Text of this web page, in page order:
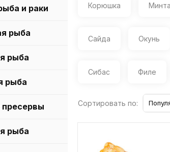
и раки
рыба
рыба
рыба
рыба
Корюшка
Сайда Окунь
Сибас Филе
Сортировать по: